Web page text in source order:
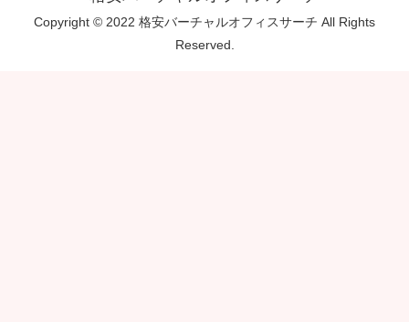
Copyright © 2022 格安バーチャルオフィスサーチ All Rights
Reserved.